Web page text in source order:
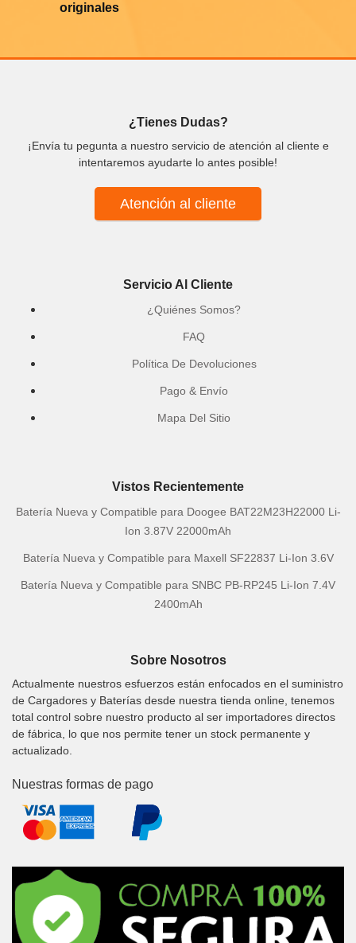
originales
¿Tienes Dudas?
¡Envía tu pegunta a nuestro servicio de atención al cliente e
intentaremos ayudarte lo antes posible!
Atención al cliente
Servicio Al Cliente
¿Quiénes Somos?
FAQ
Política De Devoluciones
Pago & Envío
Mapa Del Sitio
Vistos Recientemente
Batería Nueva y Compatible para Doogee BAT22M23H22000 Li-
Ion 3.87V 22000mAh
Batería Nueva y Compatible para Maxell SF22837 Li-Ion 3.6V
Batería Nueva y Compatible para SNBC PB-RP245 Li-Ion 7.4V
2400mAh
Sobre Nosotros
Actualmente nuestros esfuerzos están enfocados en el suministro
de Cargadores y Baterías desde nuestra tienda online, tenemos
total control sobre nuestro producto al ser importadores directos
de fábrica, lo que nos permite tener un stock permanente y
actualizado.
Nuestras formas de pago